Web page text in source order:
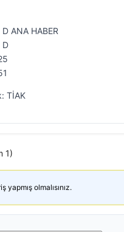
ANA HABER
D
TİAK
1)
olmalısınız.